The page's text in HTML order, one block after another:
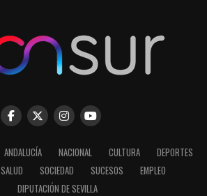
ANDALUCÍA NACIONAL CULTURA
DEPORTES
SALUD SOCIEDAD SUCESOS
EMPLEO
DIPUTACIÓN DE SEVILLA